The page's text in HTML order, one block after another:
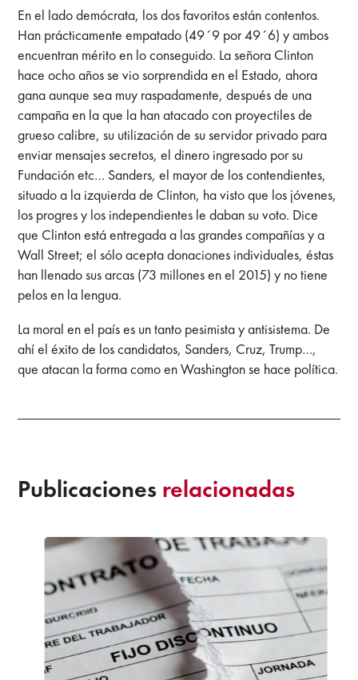
En el lado demócrata, los dos favoritos están contentos.
Han prácticamente empatado (49´9 por 49´6) y ambos
encuentran mérito en lo conseguido. La señora Clinton
hace ocho años se vio sorprendida en el Estado, ahora
gana aunque sea muy raspadamente, después de una
campaña en la que la han atacado con proyectiles de
grueso calibre, su utilización de su servidor privado para
enviar mensajes secretos, el dinero ingresado por su
Fundación etc… Sanders, el mayor de los contendientes,
situado a la izquierda de Clinton, ha visto que los jóvenes,
los progres y los independientes le daban su voto. Dice
que Clinton está entregada a las grandes compañías y a
Wall Street; el sólo acepta donaciones individuales, éstas
han llenado sus arcas (73 millones en el 2015) y no tiene
pelos en la lengua.
La moral en el país es un tanto pesimista y antisistema. De
ahí el éxito de los candidatos, Sanders, Cruz, Trump…,
que atacan la forma como en Washington se hace política.
Publicaciones relacionadas